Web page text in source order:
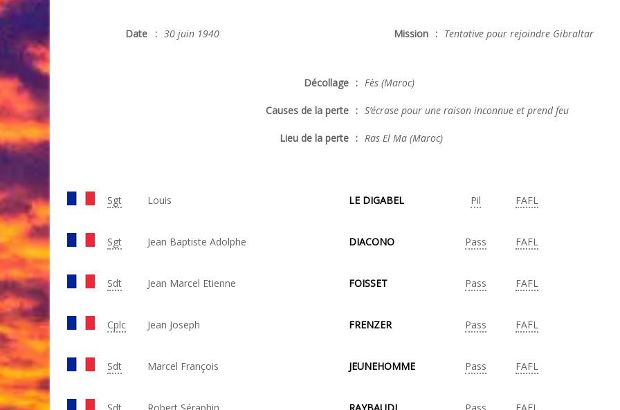
Date : 30 juin 1940 Mission : Tentative pour rejoindre Gibraltar
Décollage : Fès (Maroc)
Causes de la perte : S’écrase pour une raison inconnue et prend feu
Lieu de la perte : Ras El Ma (Maroc)
Sgt Louis LE DIGABEL Pil FAFL
Sgt Jean Baptiste Adolphe DIACONO Pass FAFL
Sdt Jean Marcel Etienne FOISSET Pass FAFL
Cplc Jean Joseph FRENZER Pass FAFL
Sdt Marcel François JEUNEHOMME Pass FAFL